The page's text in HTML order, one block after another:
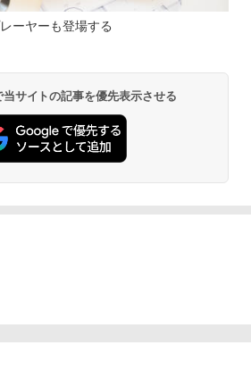
ーヤーも登場する
サイトの記事を優先表示させる